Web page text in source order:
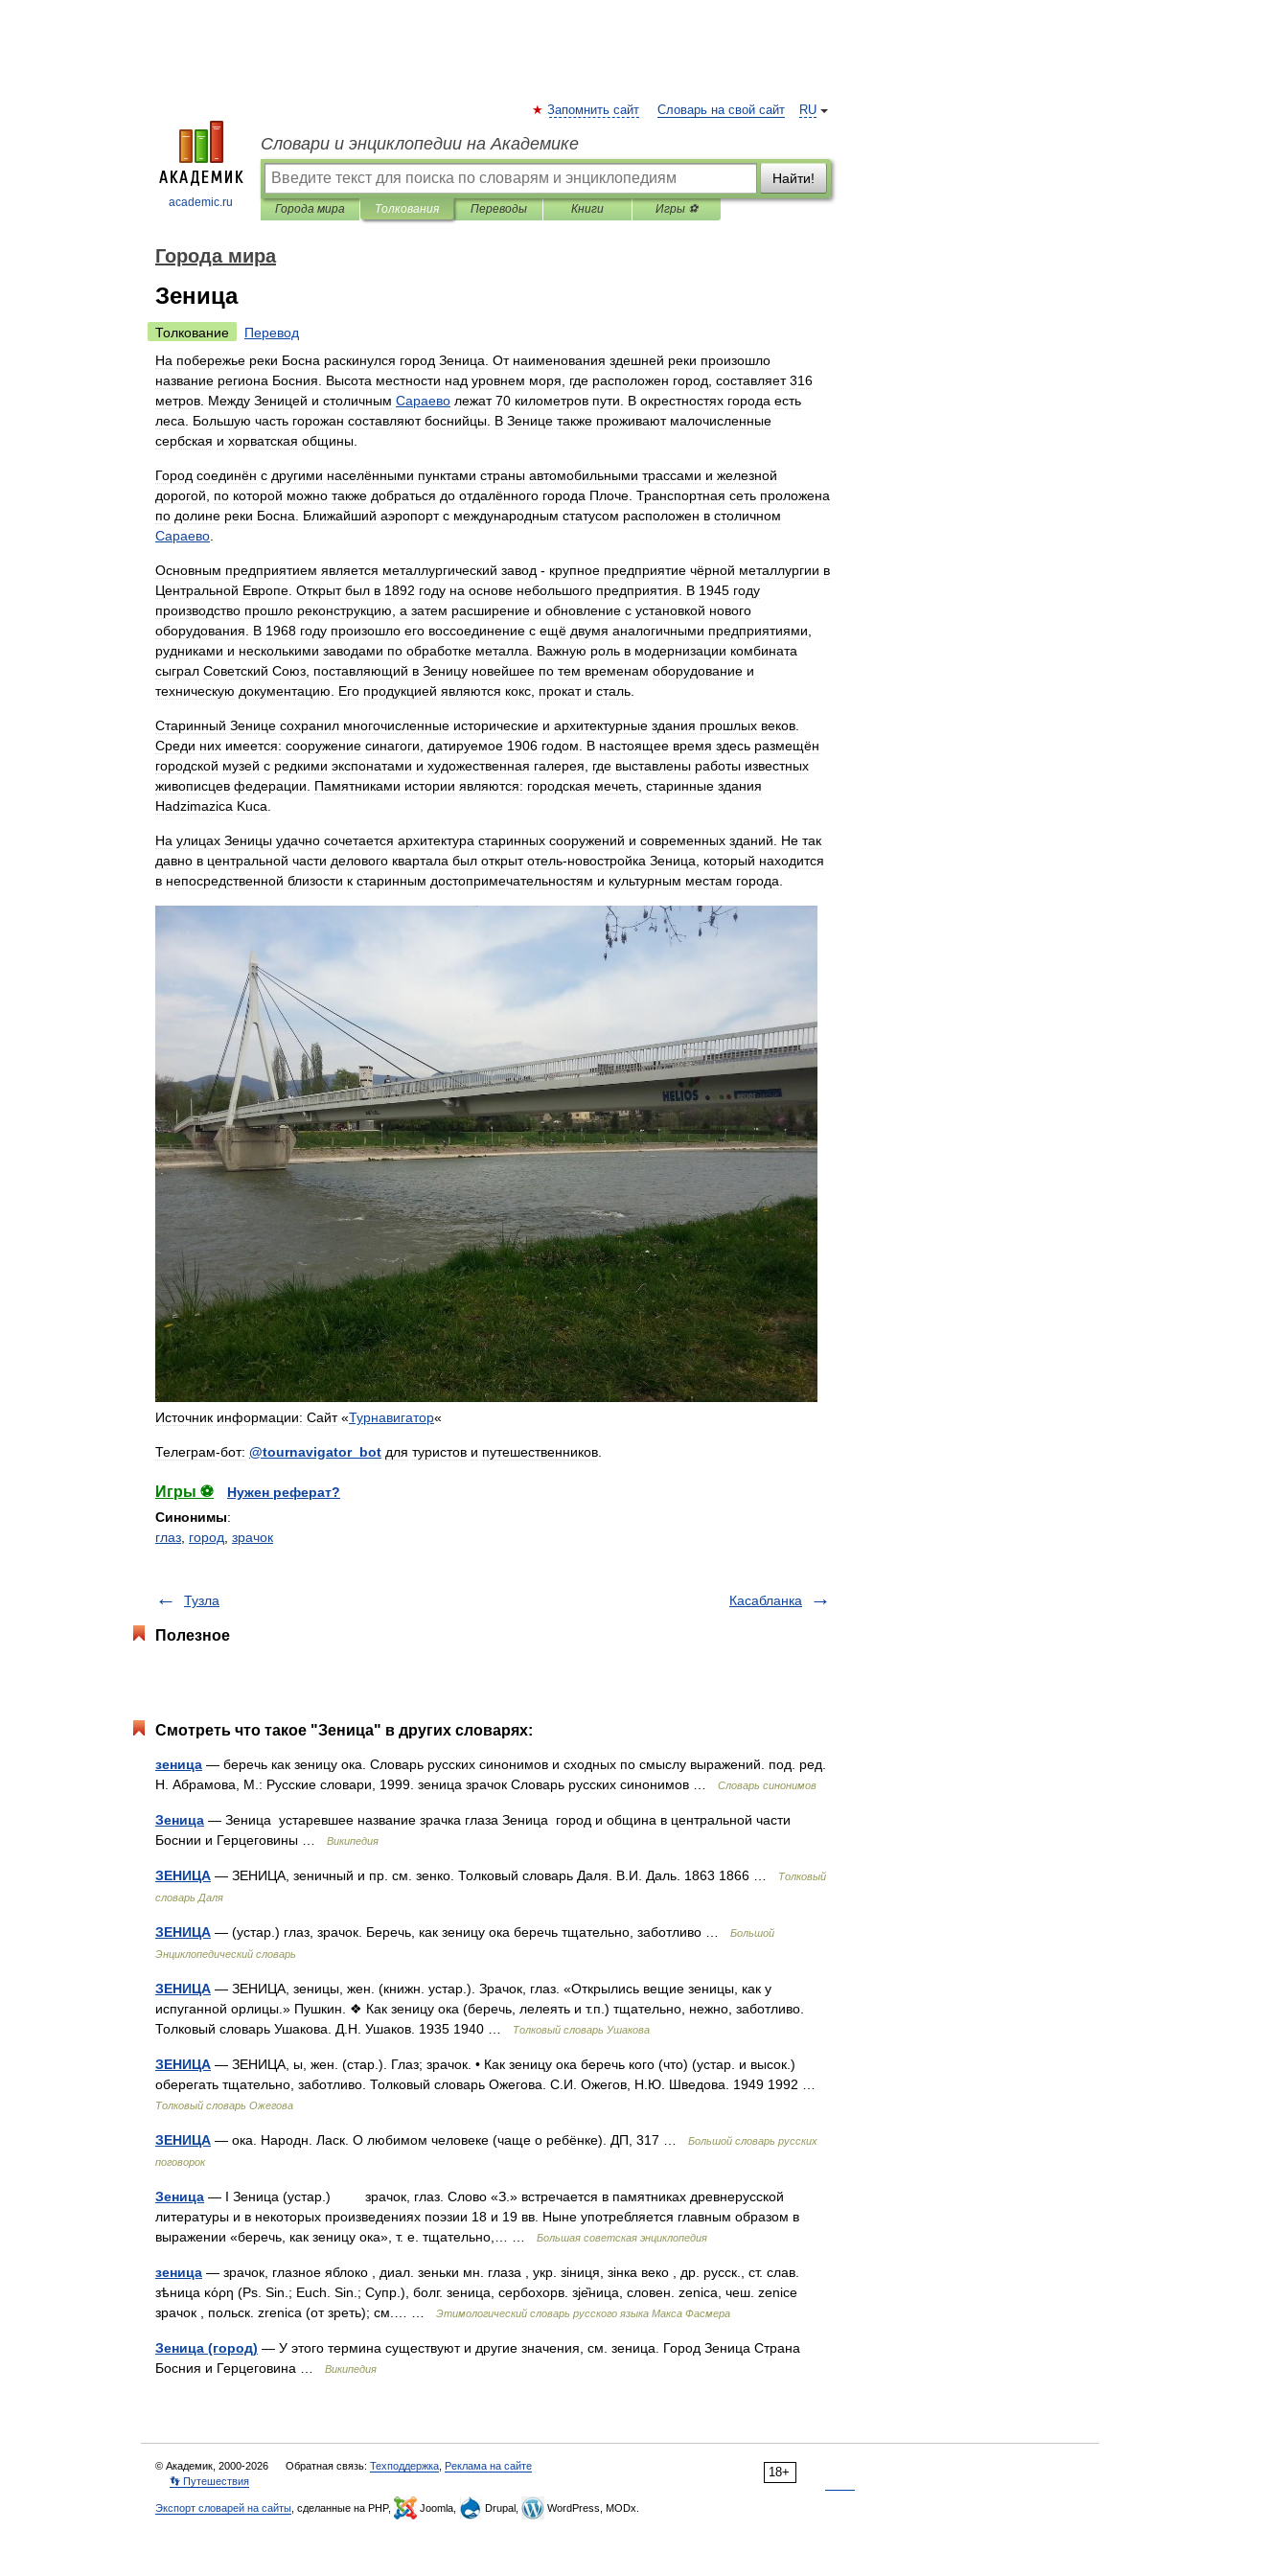
academic.ru
RU
Запомнить сайт Словарь на свой сайт
Словари и энциклопедии на Академике
Найти!
Города мира Толкования Переводы Книги Игры ⚽
Города мира
Зеница
Толкование
Перевод
На побережье реки Босна раскинулся город Зеница От наименования здешней реки произошло
название региона Босния Высота местности над уровнем моря где расположен город составляет 316
метров Между Зеницей и столичным Сараево лежат 70 километров пути В окрестностях города есть
леса
Большую часть горожан составляют боснийцы В Зенице также проживают малочисленные
сербская и хорватская общины
Город соединён с другими населёнными пунктами страны автомобильными трассами и железной
дорогой
по которой можно также добраться до отдалённого города Плоче Транспортная сеть проложена
по долине реки Босна Ближайший аэропорт с международным статусом расположен в столичном
Сараево
Основным предприятием является металлургический завод - крупное предприятие чёрной металлургии в
Центральной Европе Открыт был в 1892 году на основе небольшого предприятия В 1945 году
производство прошло реконструкцию а затем расширение и обновление с установкой нового
оборудования
В 1968 году произошло его воссоединение с ещё двумя аналогичными предприятиями
рудниками и несколькими заводами по обработке металла Важную роль в модернизации комбината
сыграл Советский Союз поставляющий в Зеницу новейшее по тем временам оборудование и
техническую документацию Его продукцией являются кокс прокат и сталь
Старинный Зенице сохранил многочисленные исторические и архитектурные здания прошлых веков
Среди них имеется: сооружение синагоги датируемое 1906 годом В настоящее время здесь размещён
городской музей с редкими экспонатами и художественная галерея где выставлены работы известных
живописцев федерации Памятниками истории являются: городская мечеть старинные здания
Hadzimazica Kuca
На улицах Зеницы удачно сочетается архитектура старинных сооружений и современных зданий Не так
давно в центральной части делового квартала был открыт отель-новостройка Зеница который находится
в непосредственной близости к старинным достопримечательностям и культурным местам города
Источник информации: Сайт«Турнавигатор«
Телеграм-бот: @tournavigator_ bot для туристов и путешественников.
Игры ⚽
Нужен реферат?
Синонимы:
глаз, город, зрачок
Тузла Касабланка
Полезное
Смотреть что такое "Зеница" в других словарях:
зеница — беречь как зеницу ока. Словарь русских синонимов и сходных по смыслу выражений. под. ред.
Н. Абрамова, М.: Русские словари, 1999. зеница зрачок Словарь русских синонимов …
Словарь синонимов
Зеница — Зеница устаревшее название зрачка глаза Зеница город и община в центральной части
Боснии и Герцеговины …
Википедия
ЗЕНИЦА — ЗЕНИЦА, зеничный и пр. см. зенко. Толковый словарь Даля. В.И. Даль. 1863 1866 …
Толковый
словарь Даля
ЗЕНИЦА — (устар.) глаз, зрачок. Беречь, как зеницу ока беречь тщательно, заботливо …
Большой
Энциклопедический словарь
ЗЕНИЦА — ЗЕНИЦА, зеницы, жен. (книжн. устар.). Зрачок, глаз. «Открылись вещие зеницы, как у
испуганной орлицы.» Пушкин. ❖ Как зеницу ока (беречь, лелеять и т.п.) тщательно, нежно, заботливо.
Толковый словарь Ушакова. Д.Н. Ушаков. 1935 1940 …
Толковый словарь Ушакова
ЗЕНИЦА — ЗЕНИЦА, ы, жен. (стар.). Глаз; зрачок. • Как зеницу ока беречь кого (что) (устар. и высок.)
оберегать тщательно, заботливо. Толковый словарь Ожегова. С.И. Ожегов, Н.Ю. Шведова. 1949 1992 …
Толковый словарь Ожегова
ЗЕНИЦА — ока. Народн. Ласк. О любимом человеке (чаще о ребёнке). ДП, 317 …
Большой словарь русских
поговорок
Зеница — I Зеница (устар.) зрачок, глаз. Слово «З.» встречается в памятниках древнерусской
литературы и в некоторых произведениях поэзии 18 и 19 вв. Ныне употребляется главным образом в
выражении «беречь, как зеницу ока», т. е. тщательно,… …
Большая советская энциклопедия
зеница — зрачок, глазное яблоко , диал. зеньки мн. глаза , укр. зiниця, зiнка веко , др. русск., ст. слав.
зѣница κόρη (Рs. Sin.; Еuсh. Sin.; Супр.), болг. зеница, сербохорв. зjе̏ница, словен. zеniса, чеш. zenice
зрачок , польск. zrenica (от зреть); см.… …
Этимологический словарь русского языка Макса Фасмера
Зеница (город) — У этого термина существуют и другие значения, см. зеница. Город Зеница Страна
Босния и Герцеговина …
Википедия
18+
© Академик, 2000-2026 Обратная связь: Техподдержка
Реклама на сайте
👣 Путешествия
Экспорт словарей на сайты , сделанные на PHP, Joomla, Drupal, WordPress, MODx.